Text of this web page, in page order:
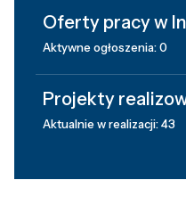
Oferty pracy w
Aktywne ogłoszenia: 0
Projekty
Aktualnie w realizacji: 43